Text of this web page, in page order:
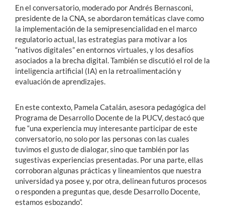
En el conversatorio, moderado por Andrés Bernasconi,
presidente de la CNA, se abordaron temáticas clave como
la implementación de la semipresencialidad en el marco
regulatorio actual, las estrategias para motivar a los
“nativos digitales” en entornos virtuales, y los desafíos
asociados a la brecha digital. También se discutió el rol de la
inteligencia artificial (IA) en la retroalimentación y
evaluación de aprendizajes.
En este contexto, Pamela Catalán, asesora pedagógica del
Programa de Desarrollo Docente de la PUCV, destacó que
fue “una experiencia muy interesante participar de este
conversatorio, no solo por las personas con las cuales
tuvimos el gusto de dialogar, sino que también por las
sugestivas experiencias presentadas. Por una parte, ellas
corroboran algunas prácticas y lineamientos que nuestra
universidad ya posee y, por otra, delinean futuros procesos
o responden a preguntas que, desde Desarrollo Docente,
estamos esbozando”.